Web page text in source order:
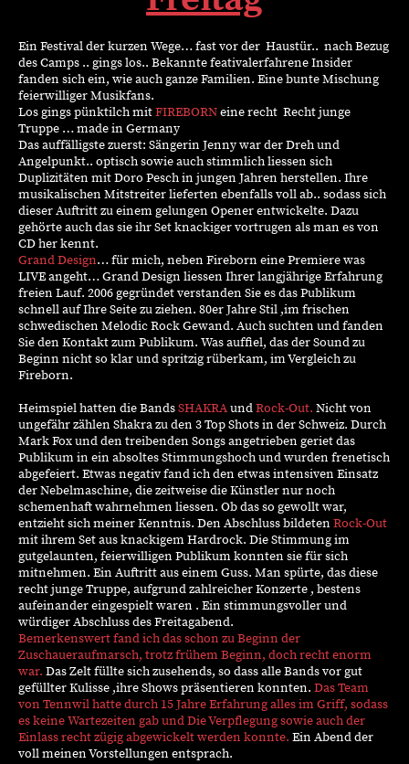
Ein Festival der kurzen Wege… fast vor der Haustür.. nach Bezug
des Camps .. gings los.. Bekannte feativalerfahrene Insider
fanden sich ein, wie auch ganze Familien. Eine bunte Mischung
feierwilliger Musikfans.
Los gings pünktilch mitFIREBORNeine recht Recht junge
Truppe … made in Germany
Das auffälligste zuerst: Sängerin Jenny war der Dreh und
Angelpunkt.. optisch sowie auch stimmlich liessen sich
Duplizitäten mit Doro Pesch in jungen Jahren herstellen. Ihre
musikalischen Mitstreiter lieferten ebenfalls voll ab.. sodass sich
dieser Auftritt zu einem gelungen Opener entwickelte. Dazu
gehörte auch das sie ihr Set knackiger vortrugen als man es von
CD her kennt.
Grand Design… für mich, neben Fireborn eine Premiere was
LIVE angeht… Grand Design liessen Ihrer langjährige Erfahrung
freien Lauf. 2006 gegründet verstanden Sie es das Publikum
schnell auf Ihre Seite zu ziehen. 80er Jahre Stil ,im frischen
schwedischen Melodic Rock Gewand. Auch suchten und fanden
Sie den Kontakt zum Publikum. Was auffiel, das der Sound zu
Beginn nicht so klar und spritzig rüberkam, im Vergleich zu
Fireborn.
Heimspiel hatten die BandsSHAKRAundRock-Out. Nicht von
ungefähr zählen Shakra zu den 3 Top Shots in der Schweiz. Durch
Mark Fox und den treibenden Songs angetrieben geriet das
Publikum in ein absoltes Stimmungshoch und wurden frenetisch
abgefeiert. Etwas negativ fand ich den etwas intensiven Einsatz
der Nebelmaschine, die zeitweise die Künstler nur noch
schemenhaft wahrnehmen liessen. Ob das so gewollt war,
entzieht sich meiner Kenntnis. Den Abschluss bildeten Rock-Out
mit ihrem Set aus knackigem Hardrock. Die Stimmung im
gutgelaunten, feierwilligen Publikum konnten sie für sich
mitnehmen. Ein Auftritt aus einem Guss. Man spürte, das diese
recht junge Truppe, aufgrund zahlreicher Konzerte , bestens
aufeinander eingespielt waren . Ein stimmungsvoller und
würdiger Abschluss des Freitagabend.
Bemerkenswert fand ich das schon zu Beginn der
Zuschaueraufmarsch, trotz frühem Beginn, doch recht enorm
war. Das Zelt füllte sich zusehends, so dass alle Bands vor gut
gefüllter Kulisse ,ihre Shows präsentieren konnten. Das Team
von Tennwil hatte durch 15 Jahre Erfahrung alles im Griff, sodass
es keine Wartezeiten gab und Die Verpflegung sowie auch der
Einlass recht zügig abgewickelt werden konnte. Ein Abend der
voll meinen Vorstellungen entsprach.